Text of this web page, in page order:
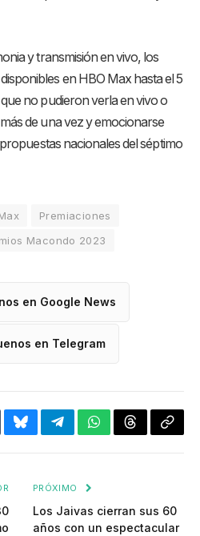
y transmisión en vivo, los
en HBO Max hasta el 5
no pudieron verla en vivo o
de una vez y emocionarse
nacionales del séptimo
Premiaciones
Macondo 2023
en Google News
en Telegram
BlueskyTelegramWhatsApp
Threads
PRÓXIMO
Los Jaivas cierran sus 60
años con un espectacular